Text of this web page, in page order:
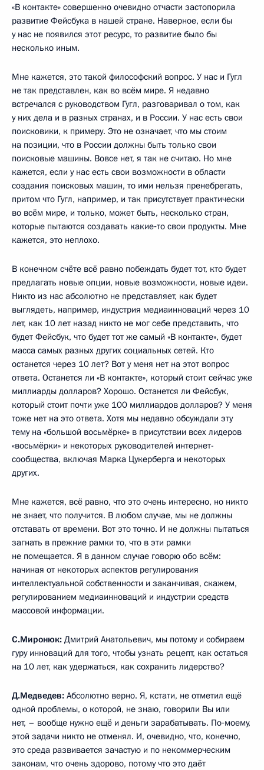
«В контакте» совершенно очевидно отчасти застопорила
развитие Фейсбука в нашей стране. Наверное, если бы
у нас не появился этот ресурс, то развитие было бы
несколько иным.
Мне кажется, это такой философский вопрос. У нас и Гугл
не так представлен, как во всём мире. Я недавно
встречался с руководством Гугл, разговаривал о том, как
у них дела и в разных странах, и в России. У нас есть свои
поисковики, к примеру. Это не означает, что мы стоим
на позиции, что в России должны быть только свои
поисковые машины. Вовсе нет, я так не считаю. Но мне
кажется, если у нас есть свои возможности в области
создания поисковых машин, то ими нельзя пренебрегать,
притом что Гугл, например, и так присутствует практически
во всём мире, и только, может быть, несколько стран,
которые пытаются создавать какие‑то свои продукты. Мне
кажется, это неплохо.
В конечном счёте всё равно побеждать будет тот, кто будет
предлагать новые опции, новые возможности, новые идеи.
Никто из нас абсолютно не представляет, как будет
выглядеть, например, индустрия медиаинноваций через 10
лет, как 10 лет назад никто не мог себе представить, что
будет Фейсбук, что будет тот же самый «В контакте», будет
масса самых разных других социальных сетей. Кто
останется через 10 лет? Вот у меня нет на этот вопрос
ответа. Останется ли «В контакте», который стоит сейчас уже
миллиарды долларов? Хорошо. Останется ли Фейсбук,
который стоит почти уже 100 миллиардов долларов? У меня
тоже нет на это ответа. Хотя мы недавно обсуждали эту
тему на «большой восьмёрке» в присутствии всех лидеров
«восьмёрки» и некоторых руководителей интернет-
сообщества, включая Марка Цукерберга и некоторых
других.
Мне кажется, всё равно, что это очень интересно, но никто
не знает, что получится. В любом случае, мы не должны
отставать от времени. Вот это точно. И не должны пытаться
загнать в прежние рамки то, что в эти рамки
не помещается. Я в данном случае говорю обо всём:
начиная от некоторых аспектов регулирования
интеллектуальной собственности и заканчивая, скажем,
регулированием медиаинноваций и индустрии средств
массовой информации.
С.Миронюк: Дмитрий Анатольевич, мы потому и собираем
гуру инноваций для того, чтобы узнать рецепт, как остаться
на 10 лет, как удержаться, как сохранить лидерство?
Д.Медведев: Абсолютно верно. Я, кстати, не отметил ещё
одной проблемы, о которой, не знаю, говорили Вы или
нет, – вообще нужно ещё и деньги зарабатывать. По‑моему,
этой задачи никто не отменял. И, очевидно, что, конечно,
это среда развивается зачастую и по некоммерческим
законам, что очень здорово, потому что это даёт